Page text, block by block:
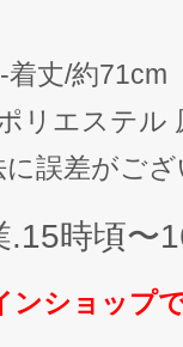
丈/約71cm
リエステル
誤差がご
時頃〜
ンショップ